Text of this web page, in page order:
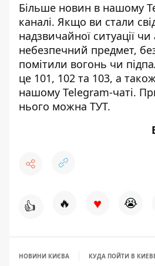
Більше новин в нашому
каналі. Якщо ви стали
надзвичайної ситуації чи
небезпечний предмет,
помітили вогонь чи
це 101, 102 та 103, а
нашому Telegram-чаті.
нього можна ТУТ.
👍 🔥 ♥ 😭
НОВИНИ КИЄВА КУДА ПОЙТИ В